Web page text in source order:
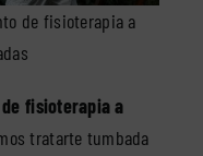
de fisioterapia a
fisioterapia a
tratarte tumbada